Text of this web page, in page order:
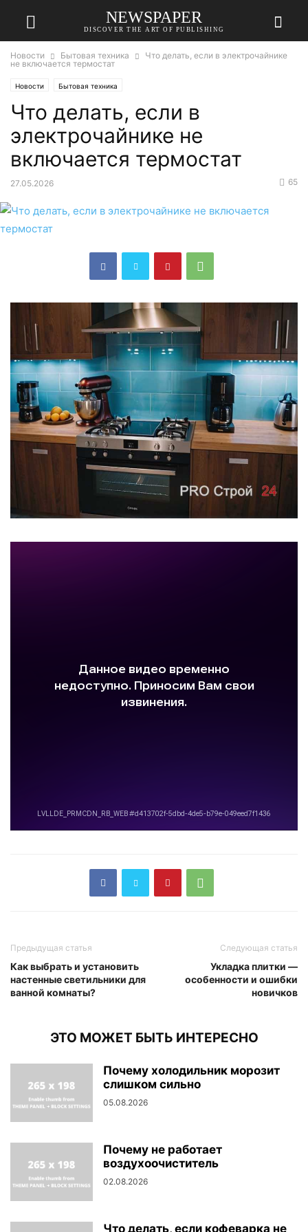
NEWSPAPER
DISCOVER THE ART OF PUBLISHING
Новости Бытовая техника
Что делать, если в электрочайнике
не включается термостат
Новости Бытовая техника
Что делать, если в
электрочайнике не
включается термостат
27.05.2026 65
Предыдущая статья
Как выбрать и установить
настенные светильники для
ванной комнаты?
Следующая статья
Укладка плитки —
особенности и ошибки
новичков
ЭТО МОЖЕТ БЫТЬ ИНТЕРЕСНО
Почему холодильник морозит
слишком сильно
05.08.2026
Почему не работает
воздухоочиститель
02.08.2026
Что делать, если кофеварка не